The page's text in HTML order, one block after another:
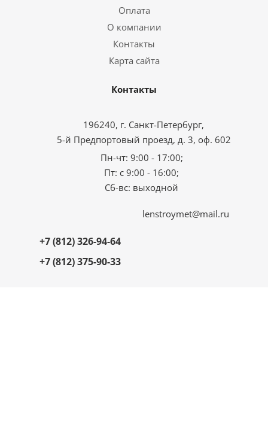
Оплата
О компании
Контакты
Карта сайта
Контакты
196240, г. Санкт-Петербург,
5-й Предпортовый проезд, д. 3, оф. 602
Пн-чт: 9:00 - 17:00;
Пт: с 9:00 - 16:00;
Сб-вс: выходной
+7 (812) 326-94-64
+7 (812) 375-90-33
lenstroymet@mail.ru